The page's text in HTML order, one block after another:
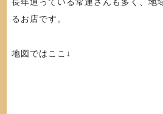
長年通っている常連さんも多く、地
るお店です。
地図ではここ↓